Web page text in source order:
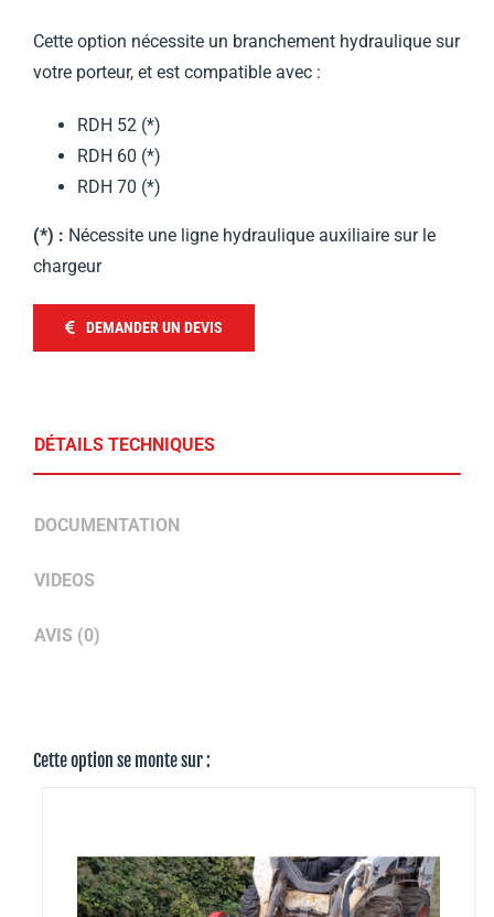
Cette option nécessite un branchement hydraulique sur
votre porteur, et est compatible avec :
RDH 52 (*)
RDH 60 (*)
RDH 70 (*)
(*) : Nécessite une ligne hydraulique auxiliaire sur le
chargeur
DEMANDER UN DEVIS
DÉTAILS TECHNIQUES
DOCUMENTATION
VIDEOS
AVIS (0)
Cette option se monte sur :